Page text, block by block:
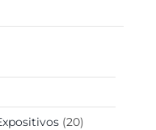
(20)